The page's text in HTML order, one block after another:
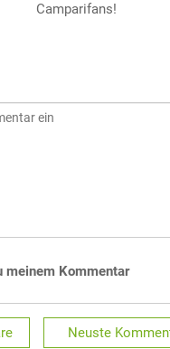
Camparifans!
meinem Kommentar
Neuste